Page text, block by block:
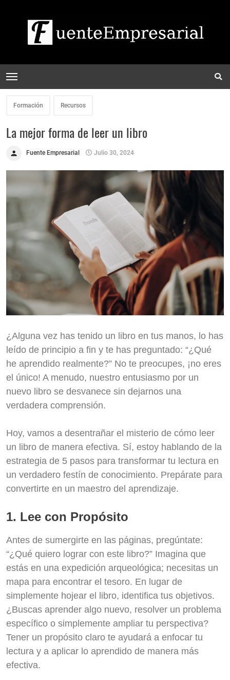
Formación Recursos
La mejor forma de leer un libro
Fuente Empresarial Julio 30, 2024
¿Alguna vez has tenido un libro en tus manos, lo has
leído de principio a fin y te has preguntado: “¿Qué
he aprendido realmente?” No te preocupes, ¡no eres
el único! A menudo, nuestro entusiasmo por un
nuevo libro se desvanece sin dejarnos una
verdadera comprensión.
Hoy, vamos a desentrañar el misterio de cómo leer
un libro de manera efectiva. Sí, estoy hablando de la
estrategia de 5 pasos para transformar tu lectura en
un verdadero festín de conocimiento. Prepárate para
convertirte en un maestro del aprendizaje.
1. Lee con Propósito
Antes de sumergirte en las páginas, pregúntate:
“¿Qué quiero lograr con este libro?” Imagina que
estás en una expedición arqueológica; necesitas un
mapa para encontrar el tesoro. En lugar de
simplemente hojear el libro, identifica tus objetivos.
¿Buscas aprender algo nuevo, resolver un problema
específico o simplemente ampliar tu perspectiva?
Tener un propósito claro te ayudará a enfocar tu
lectura y a aplicar lo aprendido de manera más
efectiva.